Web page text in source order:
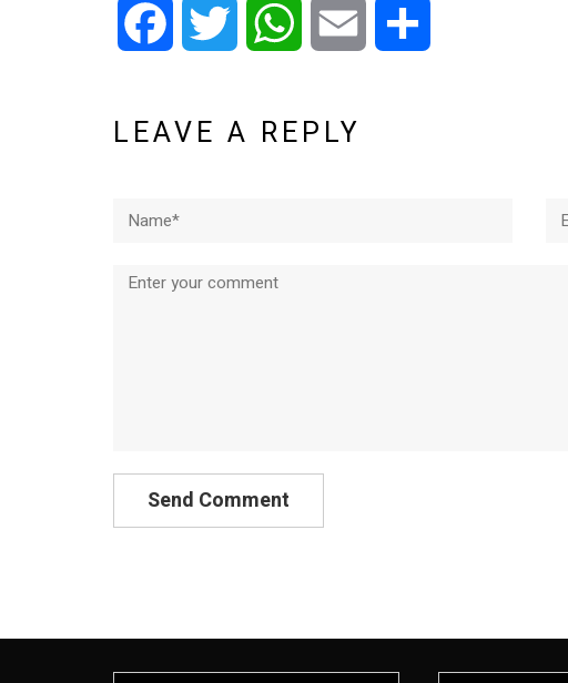
Facebook Twitter WhatsApp Email
LEAVE A REPLY
Comment